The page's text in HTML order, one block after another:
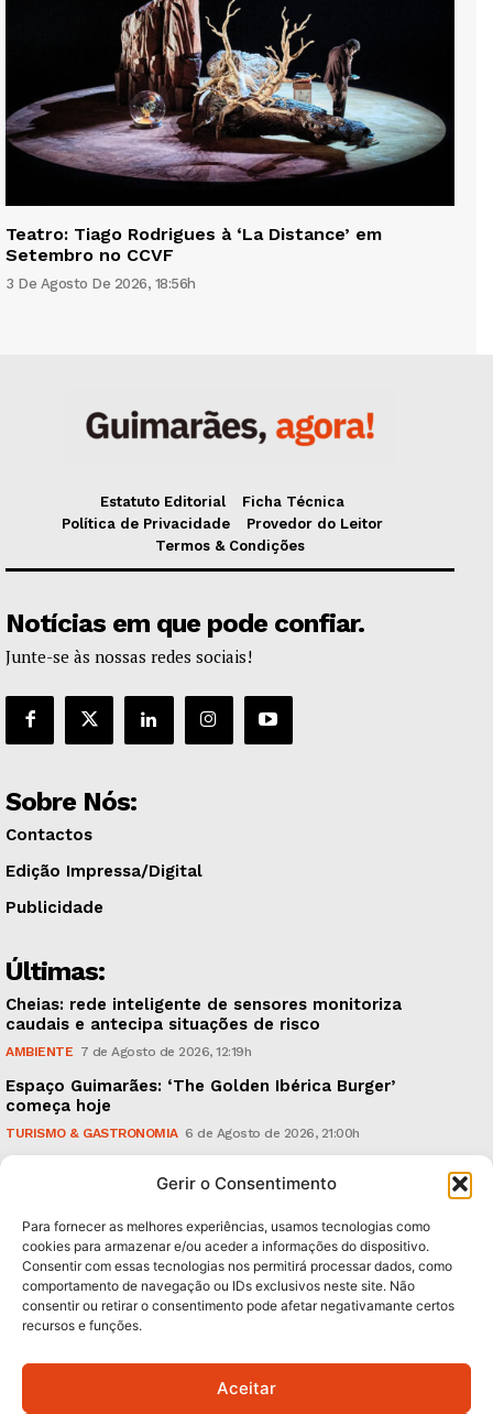
Gerir o Consentimento
Para fornecer as melhores experiências, usamos tecnologias como
cookies para armazenar e/ou aceder a informações do dispositivo.
Consentir com essas tecnologias nos permitirá processar dados, como
comportamento de navegação ou IDs exclusivos neste site. Não
consentir ou retirar o consentimento pode afetar negativamante certos
recursos e funções.
Aceitar
Teatro: Tiago Rodrigues à ‘La Distance’ em
Setembro no CCVF
3 De Agosto De 2026, 18:56h
Estatuto Editorial
Ficha Técnica
Política de Privacidade
Provedor do Leitor
Termos & Condições
Notícias em que pode confiar.
Junte-se às nossas redes sociais!
Sobre Nós:
Contactos
Edição Impressa/Digital
Publicidade
Últimas:
Cheias: rede inteligente de sensores monitoriza
caudais e antecipa situações de risco
AMBIENTE 7 de Agosto de 2026, 12:19h
Espaço Guimarães: ‘The Golden Ibérica Burger’
começa hoje
TURISMO & GASTRONOMIA 6 de Agosto de 2026, 21:00h
Subscreva Newsletter:
QUERO ADERIR